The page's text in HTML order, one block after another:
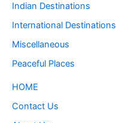
Indian Destinations
International Destinations
Miscellaneous
Peaceful Places
HOME
Contact Us